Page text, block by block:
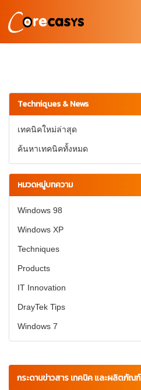
Techniques & News
เทคนิคใหม่ล่าสุด
ค้นหาเทคนิคทั้งหมด
หมวดหมู่บทความ
Windows 98
Windows XP
Techniques
Products
IT Innovation
DrayTek Tips
Windows 7
กระดานข่าวสาร เทคนิค และผลิตภัณฑ์